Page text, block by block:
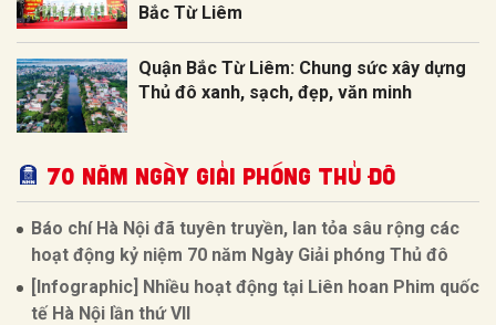
Bắc Từ Liêm
Quận Bắc Từ Liêm: Chung sức xây dựng
Thủ đô xanh, sạch, đẹp, văn minh
70 NĂM NGÀY GIẢI PHÓNG THỦ ĐÔ
Báo chí Hà Nội đã tuyên truyền, lan tỏa sâu rộng các
hoạt động kỷ niệm 70 năm Ngày Giải phóng Thủ đô
[Infographic] Nhiều hoạt động tại Liên hoan Phim quốc
tế Hà Nội lần thứ VII